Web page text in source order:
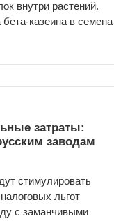
внутри растений.
казеина в семена
затраты:
заводам
стимулировать
льгот
с заманчивыми